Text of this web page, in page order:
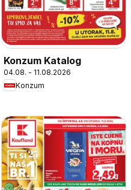
Konzum Katalog
04.08. - 11.08.2026
Konzum